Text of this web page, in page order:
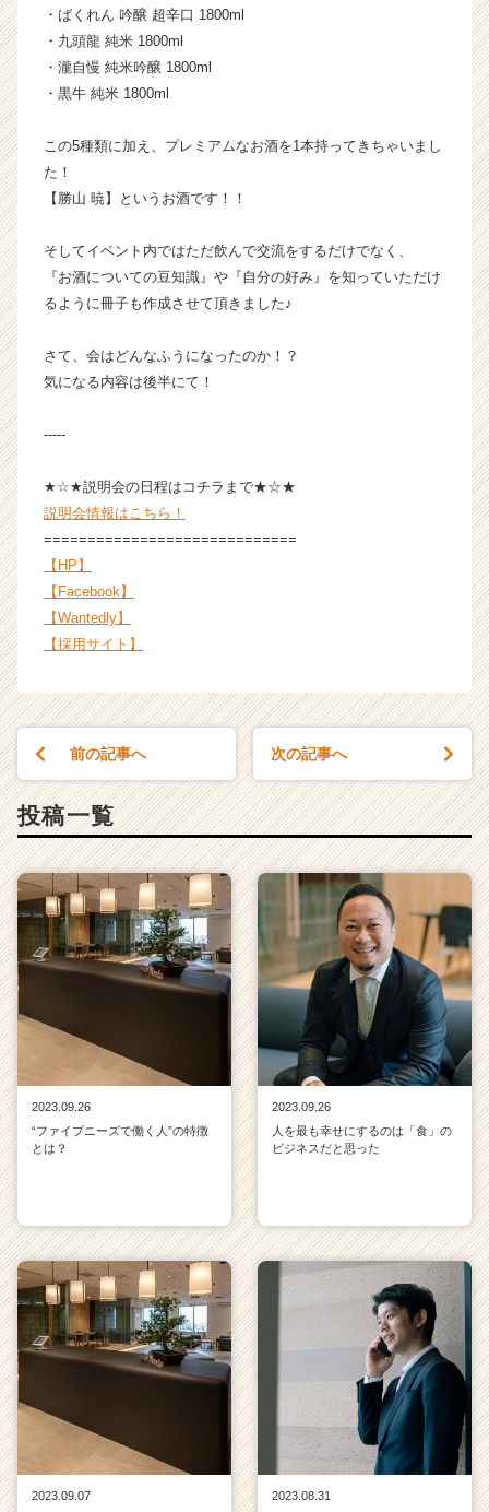
く
就
チ
キ
ア
（C
h
e
r
e
r）
・ばくれん 吟醸 超辛口 1800ml
・九頭龍 純米 1800ml
・瀧自慢 純米吟醸 1800ml
・黒牛 純米 1800ml
この5種類に加え、プレミアムなお酒を1本持ってきちゃいまし
た！
【勝山 暁】というお酒です！！
そしてイベント内ではただ飲んで交流をするだけでなく、
『お酒についての豆知識』や『自分の好み』を知っていただけ
るように冊子も作成させて頂きました♪
さて、会はどんなふうになったのか！？
気になる内容は後半にて！
-----
★☆★説明会の日程はコチラまで★☆★
説明会情報はこちら！
=============================
【HP】
【Facebook】
【Wantedly】
【採用サイト】
前の記事へ 次の記事へ
投稿一覧
2023.09.26
“ファイブニーズで働く人”の特徴
とは？
2023.09.26
人を最も幸せにするのは「食」の
ビジネスだと思った
2023.09.07 2023.08.31